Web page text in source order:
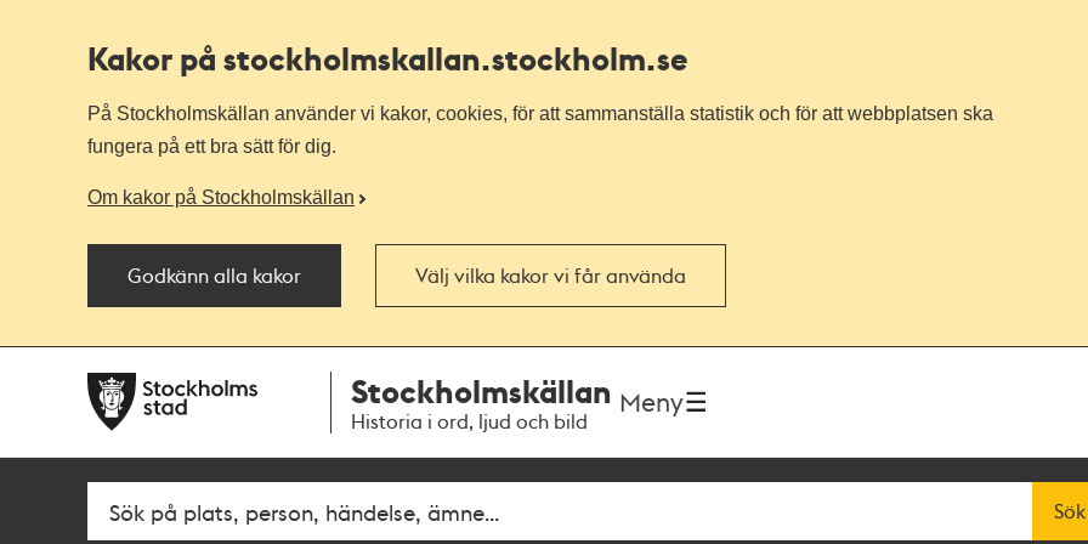
Kakor på stockholmskallan.stockholm.se
På Stockholmskällan använder vi kakor, cookies, för att sammanställa statistik och för att webbplatsen ska
fungera på ett bra sätt för dig.
Om kakor på Stockholmskällan
Godkänn alla kakor Välj vilka kakor vi får använda
navigationen
huvudinnehållet
Stockholmskällan
Historia i ord, ljud och bild
Meny
Fritextsök Sök